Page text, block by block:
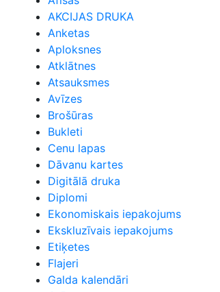
AKCIJAS DRUKA
Anketas
Aploksnes
Atklātnes
Atsauksmes
Avīzes
Brošūras
Bukleti
Cenu lapas
Dāvanu kartes
Digitālā druka
Diplomi
Ekonomiskais iepakojums
Ekskluzīvais iepakojums
Etiķetes
Flajeri
Galda kalendāri